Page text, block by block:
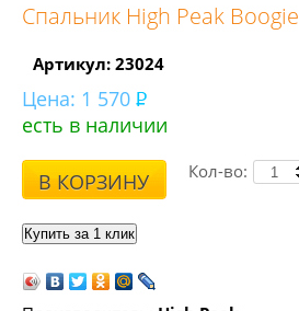
Спальник High Peak Boogie
Артикул: 23024
Цена: 1 570
есть в наличии
В КОРЗИНУ Кол-во: